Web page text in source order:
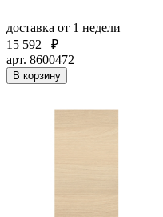
доставка от 1 недели
15 592
₽
арт. 8600472
В корзину